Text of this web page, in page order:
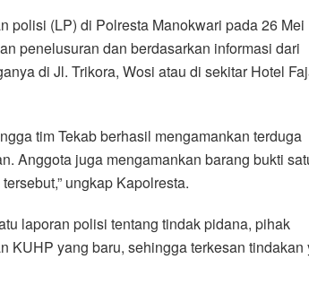
polisi (LP) di Polresta Manokwari pada 26 Mei
penelusuran dan berdasarkan informasi dari
di Jl. Trikora, Wosi atau di sekitar Hotel
tim Tekab berhasil mengamankan terduga
Anggota juga mengamankan barang bukti
ungkap Kapolresta.
laporan polisi tentang tindak pidana, pihak
KUHP yang baru, sehingga terkesan tindakan